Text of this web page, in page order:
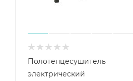
Полотенцесушитель
электрический